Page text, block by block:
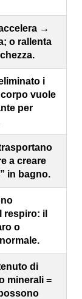
→
o rallenta
i
vuole
per
a creare
in bagno.
respiro: il
o
di
minerali =